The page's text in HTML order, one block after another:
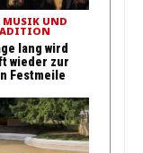
MUSIK UND
lang wird
wieder zur
Festmeile